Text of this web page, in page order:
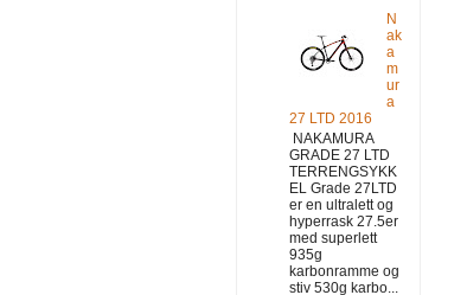
N
ak
a
m
ur
a
27 LTD 2016
NAKAMURA
GRADE 27 LTD
TERRENGSYKK
EL Grade 27LTD
er en ultralett og
hyperrask 27.5er
med superlett
935g
karbonramme og
stiv 530g karbo...